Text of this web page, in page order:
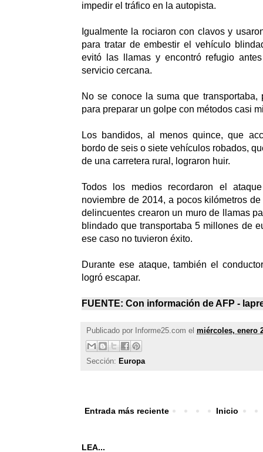
impedir el tráfico en la autopista.
Igualmente la rociaron con clavos y
para tratar de embestir el vehículo
evitó las llamas y encontró refugio
servicio cercana.
No se conoce la suma que transportaba,
para preparar un golpe con métodos casi
Los bandidos, al menos quince, que
bordo de seis o siete vehículos robados,
de una carretera rural, lograron huir.
Todos los medios recordaron el
noviembre de 2014, a pocos kilómetros
delincuentes crearon un muro de llamas
blindado que transportaba 5 millones de
ese caso no tuvieron éxito.
Durante ese ataque, también el
logró escapar.
FUENTE: Con información de AFP -
Publicado por Informe25.com el miércoles, enero
Sección: Europa
Entrada más reciente Inicio
LEA...